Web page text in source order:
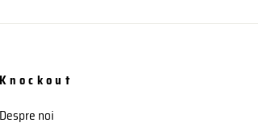
Knockout
Despre noi